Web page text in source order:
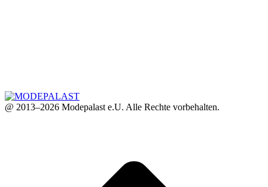
@ 2013–2026 Modepalast e.U. Alle Rechte vorbehalten.